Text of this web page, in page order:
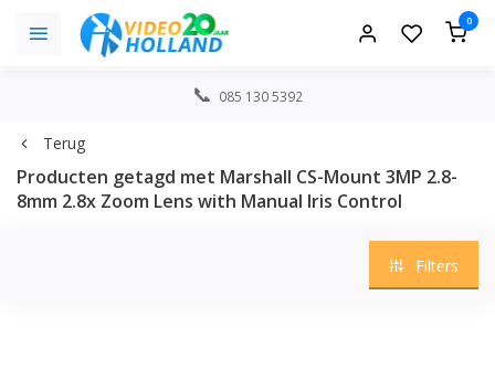
0
085 130 5392
Terug
Producten getagd met Marshall CS-Mount 3MP 2.8-
8mm 2.8x Zoom Lens with Manual Iris Control
Filters